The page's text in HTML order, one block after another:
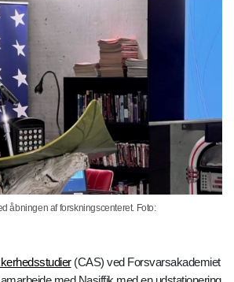
åbningen af forskningscenteret. Foto:
(CAS) ved Forsvarsakademiet